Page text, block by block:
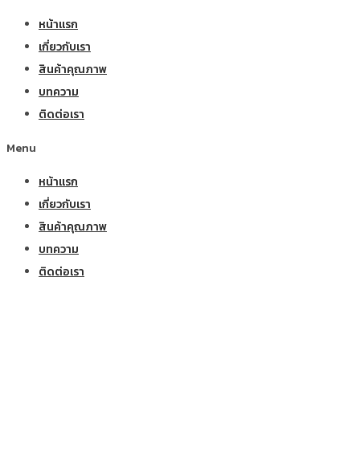
หน้าแรก
เกี่ยวกับเรา
สินค้าคุณภาพ
บทความ
ติดต่อเรา
Menu
หน้าแรก
เกี่ยวกับเรา
สินค้าคุณภาพ
บทความ
ติดต่อเรา